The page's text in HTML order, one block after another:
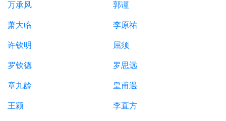
万承风 郭谨
萧大临 李原祐
许钦明 屈须
罗钦德 罗思远
章九龄 皇甫遇
王颍 李直方